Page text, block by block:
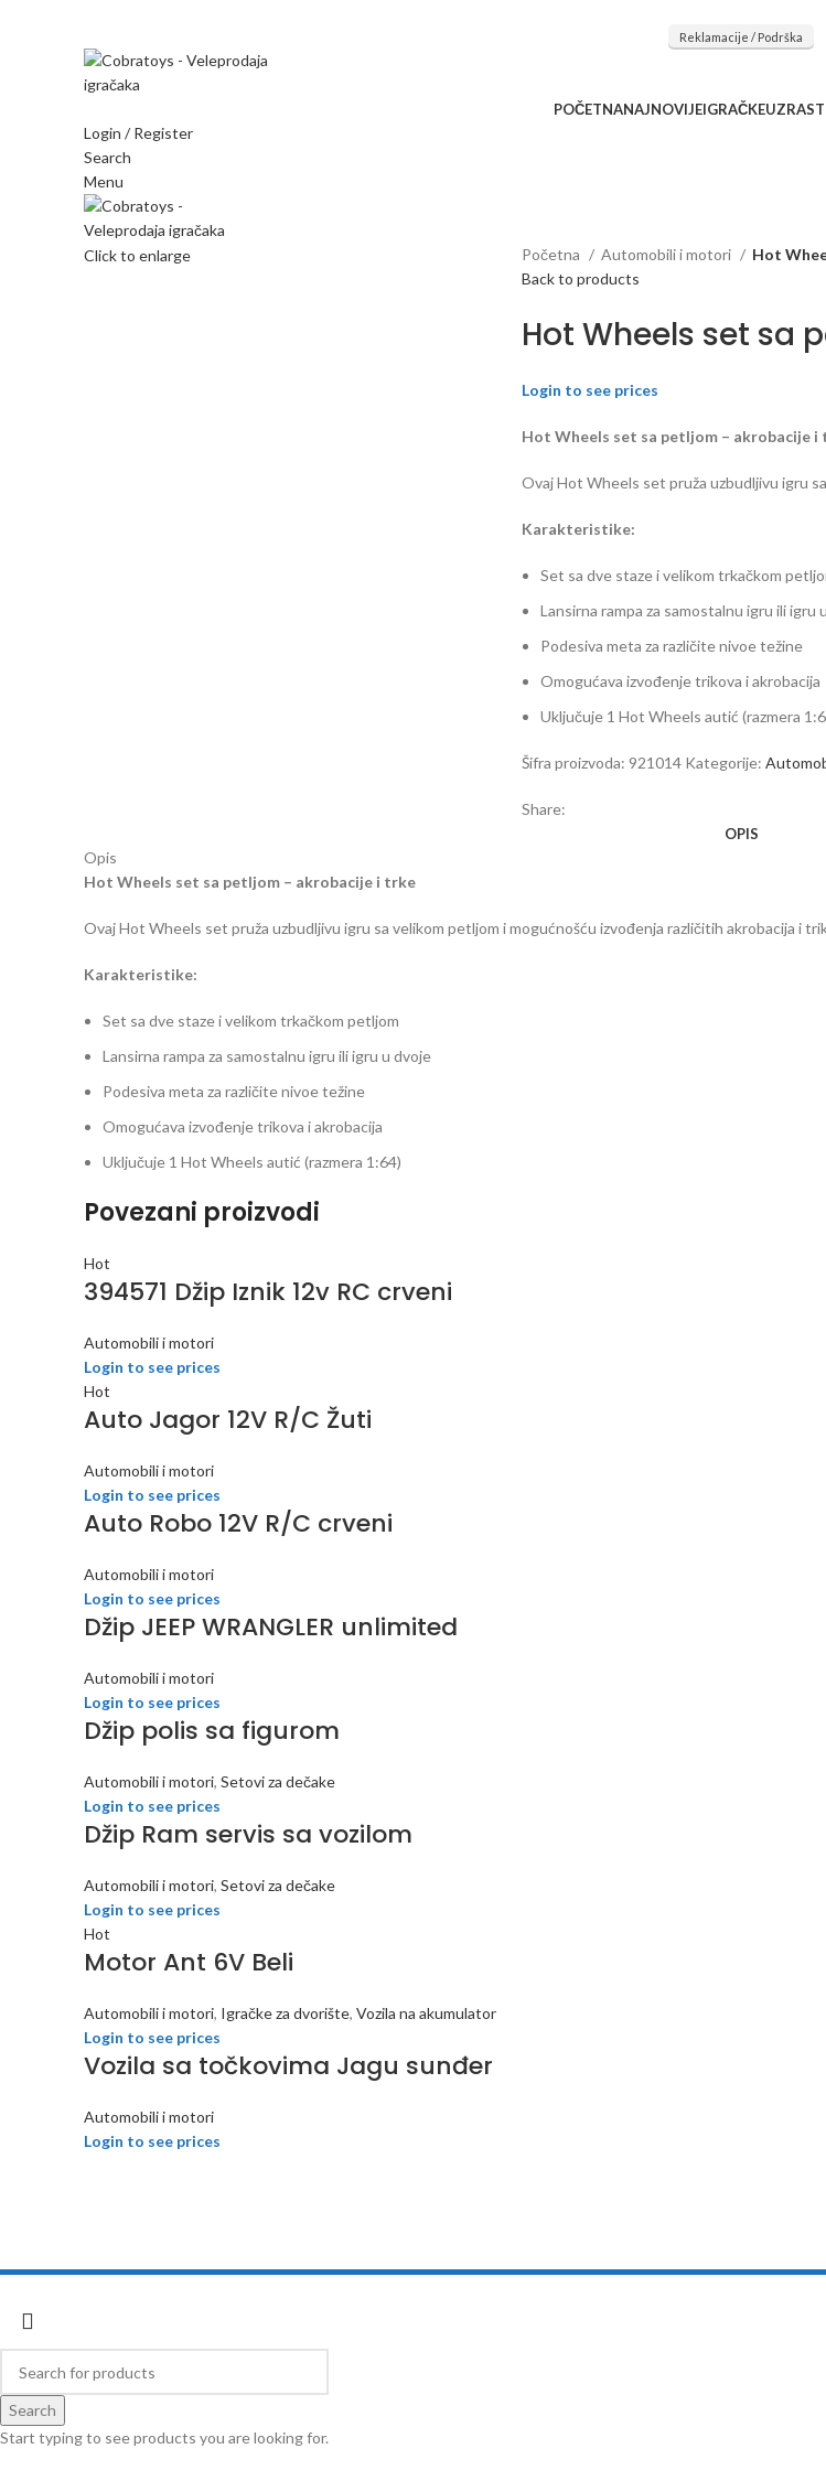
Reklamacije / Podrška
POČETNANAJNOVIJEIGRAČKEUZRAST
Login / Register
Search
Menu
Click to enlarge Početna Automobili i motori
Hot
Back to products
Hot Wheels set sa
Login to see prices
Hot Wheels set sa petljom – akrobacije i
Ovaj Hot Wheels set pruža uzbudljivu igru
Karakteristike:
Set sa dve staze i velikom trkačkom
Lansirna rampa za samostalnu igru ili igru
Podesiva meta za različite nivoe težine
Omogućava izvođenje trikova i akrobacija
Uključuje 1 Hot Wheels autić (razmera
Šifra proizvoda: 921014 Kategorije:
Share:
OPIS
Opis
Hot Wheels set sa petljom – akrobacije i trke
Ovaj Hot Wheels set pruža uzbudljivu igru sa velikom petljom i mogućnošću izvođenja različitih akrobacija i
Karakteristike:
Set sa dve staze i velikom trkačkom petljom
Lansirna rampa za samostalnu igru ili igru u dvoje
Podesiva meta za različite nivoe težine
Omogućava izvođenje trikova i akrobacija
Uključuje 1 Hot Wheels autić (razmera 1:64)
Povezani proizvodi
Hot
394571 Džip Iznik 12v RC crveni
Automobili i motori
Login to see prices
Hot
Auto Jagor 12V R/C Žuti
Automobili i motori
Login to see prices
Auto Robo 12V R/C crveni
Automobili i motori
Login to see prices
Džip JEEP WRANGLER unlimited
Automobili i motori
Login to see prices
Džip polis sa figurom
Automobili i motori, Setovi za dečake
Login to see prices
Džip Ram servis sa vozilom
Automobili i motori, Setovi za dečake
Login to see prices
Hot
Motor Ant 6V Beli
Automobili i motori, Igračke za dvorište, Vozila na akumulator
Login to see prices
Vozila sa točkovima Jagu sunđer
Automobili i motori
Login to see prices
Search
Start typing to see products you are looking for.